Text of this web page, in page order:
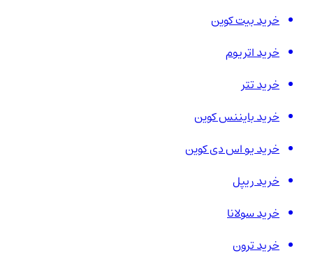
خرید بیت کوین
خرید اتریوم
خرید تتر
خرید بایننس کوین
خرید یو اس دی کوین
خرید ریپل
خرید سولانا
خرید ترون